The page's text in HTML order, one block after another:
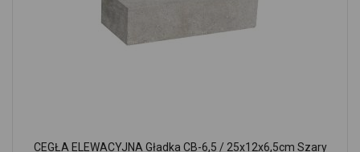
CEGŁA ELEWACYJNA Gładka CB-6,5 / 25x12x6,5cm Szary